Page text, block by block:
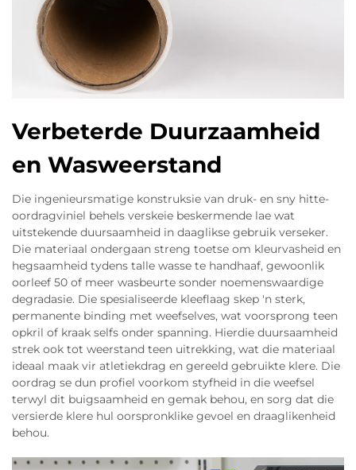
Verbeterde Duurzaamheid
en Wasweerstand
Die ingenieursmatige konstruksie van druk- en sny hitte-
oordragviniel behels verskeie beskermende lae wat
uitstekende duursaamheid in daaglikse gebruik verseker.
Die materiaal ondergaan streng toetse om kleurvasheid en
hegsaamheid tydens talle wasse te handhaaf, gewoonlik
oorleef 50 of meer wasbeurte sonder noemenswaardige
degradasie. Die spesialiseerde kleeflaag skep 'n sterk,
permanente binding met weefselves, wat voorsprong teen
opkril of kraak selfs onder spanning. Hierdie duursaamheid
strek ook tot weerstand teen uitrekking, wat die materiaal
ideaal maak vir atletiekdrag en gereeld gebruikte klere. Die
oordrag se dun profiel voorkom styfheid in die weefsel
terwyl dit buigsaamheid en gemak behou, en sorg dat die
versierde klere hul oorspronklike gevoel en draaglikenheid
behou.